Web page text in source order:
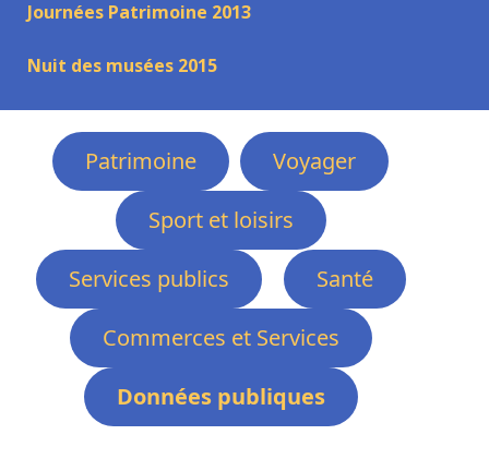
Journées Patrimoine 2013
Nuit des musées 2015
Patrimoine
Voyager
Sport et loisirs
Services publics
Santé
Commerces et Services
Données publiques